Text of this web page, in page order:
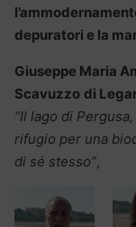
depuratori e la
Giuseppe Maria
Scavuzzo di
“Il lago di
rifugio per una
di sé stesso”,